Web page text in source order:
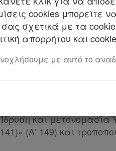
α. Του α.ν. 378/
παρ. 1, γ. του άρθρου
154), ε. του άρθρου 34
ζ. του άρθρου 31 του
του ν. 4389/2016
άρθρου 59 του ν.
μεταφορά
αντικαταστάθηκε
και
(Α’ 149) και
cookies μπορείτε
σας σχετικά με τα
απορρήτου και
με αυτό το